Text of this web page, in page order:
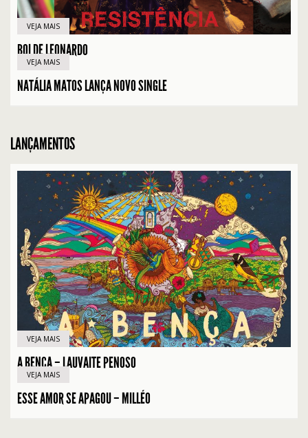
VEJA MAIS
BOI DE LEONARDO
VEJA MAIS
NATÁLIA MATOS LANÇA NOVO SINGLE
LANÇAMENTOS
VEJA MAIS
A BENÇA – LAUVAITE PENOSO
VEJA MAIS
ESSE AMOR SE APAGOU – MILLÉO